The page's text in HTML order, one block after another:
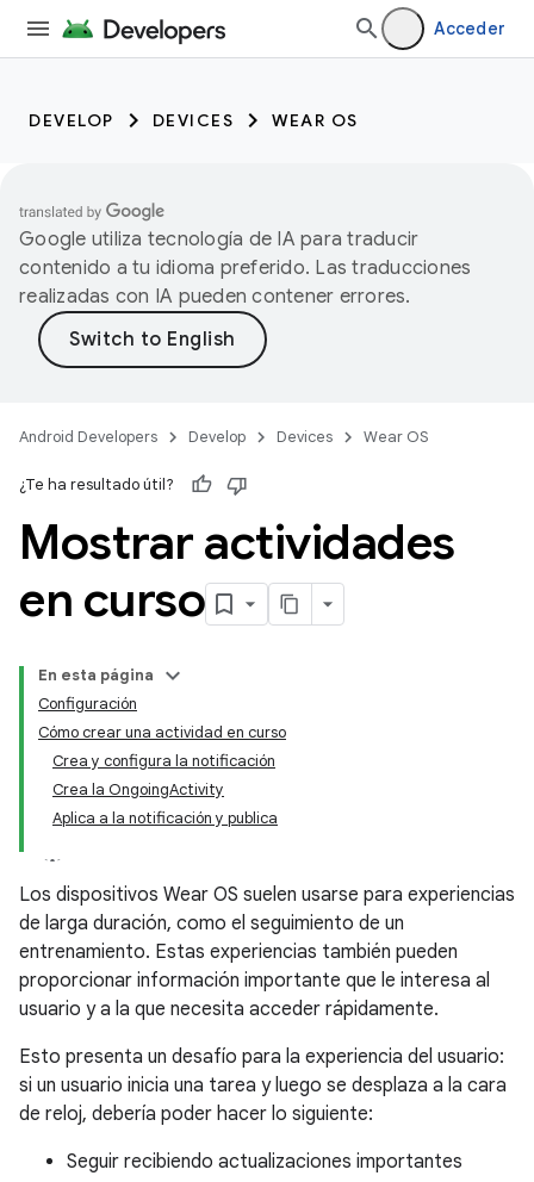
Acceder
DEVELOP DEVICES WEAR OS
Google utiliza tecnología de IA para traducir
contenido a tu idioma preferido. Las traducciones
realizadas con IA pueden contener errores.
Android Developers Develop Devices Wear OS
¿Te ha resultado útil?
Mostrar actividades
en curso
En esta página
Configuración
Cómo crear una actividad en curso
Crea y configura la notificación
Crea la OngoingActivity
Aplica a la notificación y publica
Los dispositivos Wear OS suelen usarse para experiencias
de larga duración, como el seguimiento de un
entrenamiento. Estas experiencias también pueden
proporcionar información importante que le interesa al
usuario y a la que necesita acceder rápidamente.
Esto presenta un desafío para la experiencia del usuario:
si un usuario inicia una tarea y luego se desplaza a la cara
de reloj, debería poder hacer lo siguiente:
Seguir recibiendo actualizaciones importantes